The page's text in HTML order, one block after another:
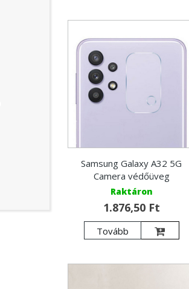
Samsung Galaxy A32 5G
Camera védőüveg
Raktáron
1.876,50 Ft
Tovább